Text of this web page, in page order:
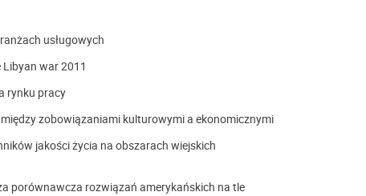
usługowych
war 2011
rynku pracy
zobowiązaniami kulturowymi a ekonomicznymi
jakości życia na obszarach wiejskich
porównawcza rozwiązań amerykańskich na tle